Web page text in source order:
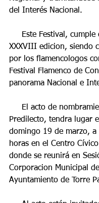
del Interés Nacional.
XXXVIII edicion, siendo
por los flamencologos
Festival Flamenco de
panorama Nacional e
Predilecto, tendra lugar
domingo 19 de marzo, a
horas en el Centro
donde se reunirá en
Corporacion Municipal
Ayuntamiento de Torre